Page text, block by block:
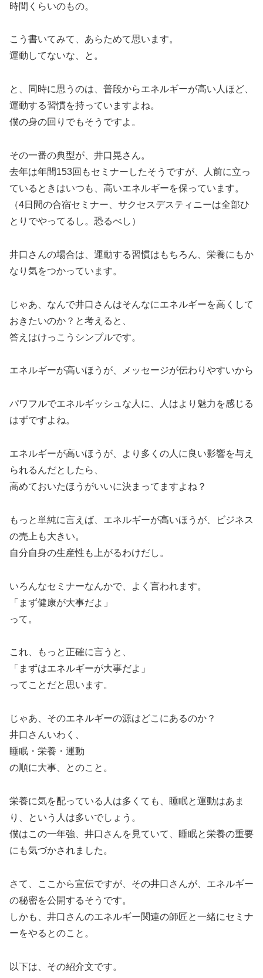
時間くらいのもの。
こう書いてみて、あらためて思います。
運動してないな、と。
と、同時に思うのは、普段からエネルギーが高い人ほど、
運動する習慣を持っていますよね。
僕の身の回りでもそうですよ。
その一番の典型が、井口晃さん。
去年は年間153回もセミナーしたそうですが、人前に立っ
ているときはいつも、高いエネルギーを保っています。
（4日間の合宿セミナー、サクセスデスティニーは全部ひ
とりでやってるし。恐るべし）
井口さんの場合は、運動する習慣はもちろん、栄養にもか
なり気をつかっています。
じゃあ、なんで井口さんはそんなにエネルギーを高くして
おきたいのか？と考えると、
答えはけっこうシンプルです。
エネルギーが高いほうが、メッセージが伝わりやすいから
パワフルでエネルギッシュな人に、人はより魅力を感じる
はずですよね。
エネルギーが高いほうが、より多くの人に良い影響を与え
られるんだとしたら、
高めておいたほうがいいに決まってますよね？
もっと単純に言えば、エネルギーが高いほうが、ビジネス
の売上も大きい。
自分自身の生産性も上がるわけだし。
いろんなセミナーなんかで、よく言われます。
「まず健康が大事だよ」
って。
これ、もっと正確に言うと、
「まずはエネルギーが大事だよ」
ってことだと思います。
じゃあ、そのエネルギーの源はどこにあるのか？
井口さんいわく、
睡眠・栄養・運動
の順に大事、とのこと。
栄養に気を配っている人は多くても、睡眠と運動はあま
り、という人は多いでしょう。
僕はこの一年強、井口さんを見ていて、睡眠と栄養の重要
にも気づかされました。
さて、ここから宣伝ですが、その井口さんが、エネルギー
の秘密を公開するそうです。
しかも、井口さんのエネルギー関連の師匠と一緒にセミナ
ーをやるとのこと。
以下は、その紹介文です。